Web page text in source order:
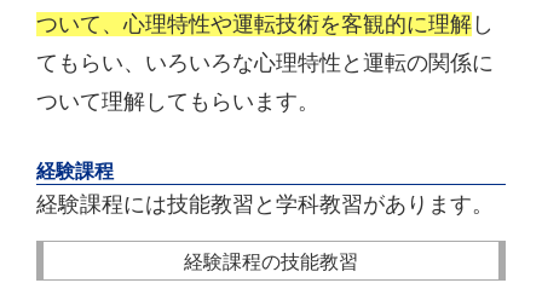
ついて、心理特性や運転技術を客観的に理解 し
てもらい、いろいろな心理特性と運転の関係に
ついて理解してもらいます。
経験課程
経験課程には技能教習と学科教習があります。
経験課程の技能教習